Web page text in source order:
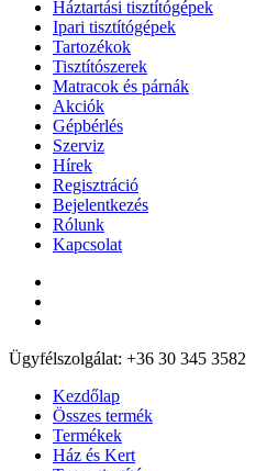
Háztartási tisztítógépek
Ipari tisztítógépek
Tartozékok
Tisztítószerek
Matracok és párnák
Akciók
Gépbérlés
Szerviz
Hírek
Regisztráció
Bejelentkezés
Rólunk
Kapcsolat
Ügyfélszolgálat: +36 30 345 3582
Kezdőlap
Összes termék
Termékek
Ház és Kert